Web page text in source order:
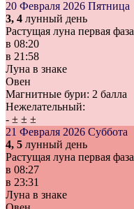
20 Февраля 2026 Пятница
3, 4 лунный день
Растущая луна первая фаза
в 08:20
в 21:58
Луна в знаке
Овен
Магнитные бури: 2 балла
Нежелательный:
- ± ± ±
21 Февраля 2026 Суббота
4, 5 лунный день
Растущая луна первая фаза
в 08:27
в 23:31
Луна в знаке